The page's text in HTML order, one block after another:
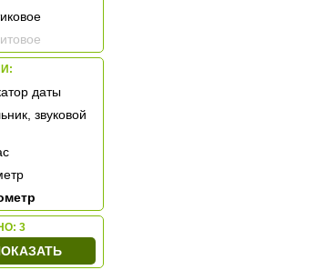
даты
звуковой
3